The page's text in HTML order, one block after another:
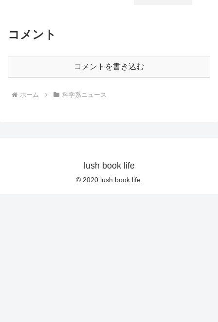
コメント
コメントを書き込む
ホーム 科学系ニュース
lush book life
© 2020 lush book life.